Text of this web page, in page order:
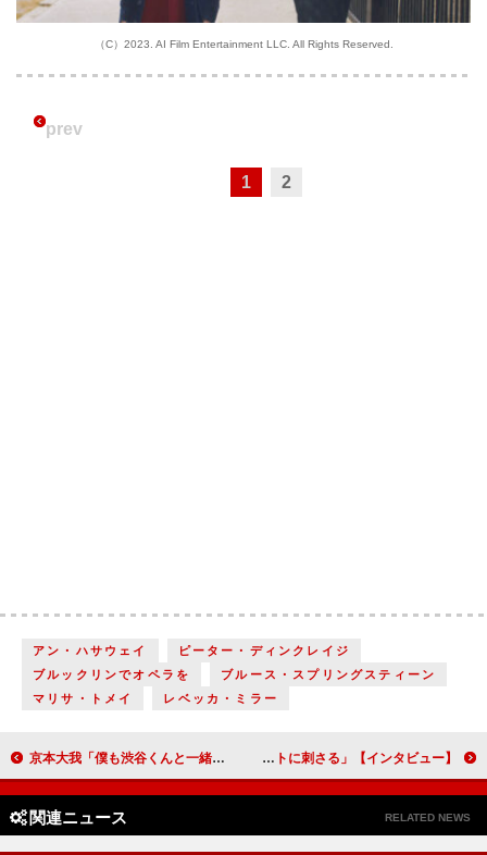
（C）2023. AI Film Entertainment LLC. All Rights Reserved.
prev
1 2
アン・ハサウェイ
ピーター・ディンクレイジ
ブルックリンでオペラを
ブルース・スプリングスティーン
マリサ・トメイ
レベッカ・ミラー
京本大我「僕も渋谷くんと一緒にキュンを学んでいきたい」 田辺桃子「原作漫画を読んで心が浄化された気持ちをドラマ版でも届けられたら」 俳優と保育士の恋を描くドラマ「お迎え渋谷くん」【インタビュー】 加藤清史郎、宮崎駿監督作品『未来少年コナン』舞台化への思い「今、見ても全く色あせず、ストレートに刺さる」【インタビュー】
関連ニュース RELATED NEWS